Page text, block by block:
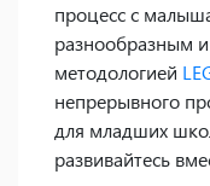
процесс с
разнообразным
методологией
непрерывного
для младших
развивайтесь